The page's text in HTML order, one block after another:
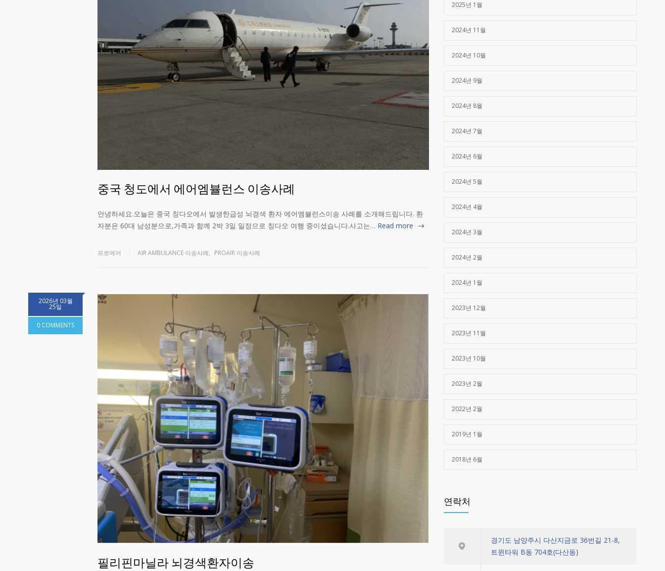
중국 청도에서 에어엠뷸런스 이송사례
안녕하세요.오늘은 중국 칭다오에서 발생한급성 뇌경색 환자 에어엠뷸런스이송 사례를 소개해드립니다. 환
자분은 60대 남성분으로,가족과 함께 2박 3일 일정으로 칭다오 여행 중이셨습니다.사고는… Read more
프로에어 AIR AMBULANCE 이송사례, PROAIR 이송사례
2026년 03월
25일
0 COMMENTS
필리핀마닐라 뇌경색환자이송
2025년 1월
2024년 11월
2024년 10월
2024년 9월
2024년 8월
2024년 7월
2024년 6월
2024년 5월
2024년 4월
2024년 3월
2024년 2월
2024년 1월
2023년 12월
2023년 11월
2023년 10월
2023년 2월
2022년 2월
2019년 1월
2018년 6월
연락처
경기도 남양주시 다산지금로 36번길 21-8,
트윈타워 B동 704호(다산동)